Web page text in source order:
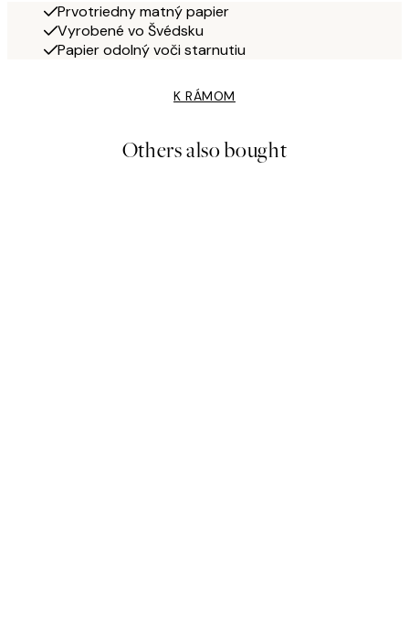
Prvotriedny matný papier
Vyrobené vo Švédsku
Papier odolný voči starnutiu
K RÁMOM
Others also bought